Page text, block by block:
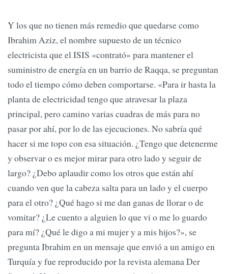
Y los que no tienen más remedio que quedarse como
Ibrahim Aziz, el nombre supuesto de un técnico
electricista que el ISIS «contrató» para mantener el
suministro de energía en un barrio de Raqqa, se preguntan
todo el tiempo cómo deben comportarse. «Para ir hasta la
planta de electricidad tengo que atravesar la plaza
principal, pero camino varias cuadras de más para no
pasar por ahí, por lo de las ejecuciones. No sabría qué
hacer si me topo con esa situación. ¿Tengo que detenerme
y observar o es mejor mirar para otro lado y seguir de
largo? ¿Debo aplaudir como los otros que están ahí
cuando ven que la cabeza salta para un lado y el cuerpo
para el otro? ¿Qué hago si me dan ganas de llorar o de
vomitar? ¿Le cuento a alguien lo que vi o me lo guardo
para mí? ¿Qué le digo a mi mujer y a mis hijos?», se
pregunta Ibrahim en un mensaje que envió a un amigo en
Turquía y fue reproducido por la revista alemana Der